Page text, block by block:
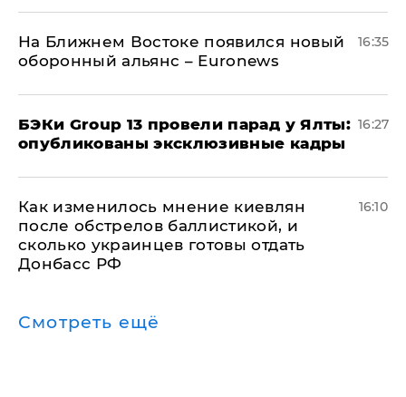
На Ближнем Востоке появился новый
оборонный альянс – Euronews
16:35
​БЭКи Group 13 провели парад у Ялты:
опубликованы эксклюзивные кадры
16:27
Как изменилось мнение киевлян
после обстрелов баллистикой, и
сколько украинцев готовы отдать
Донбасс РФ
16:10
Смотреть ещё